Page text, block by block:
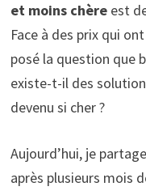
et moins chèreest
Face à des prix qui
posé la question que
existe-t-il des
devenu si cher ?
Aujourd’hui, je
après plusieurs mois